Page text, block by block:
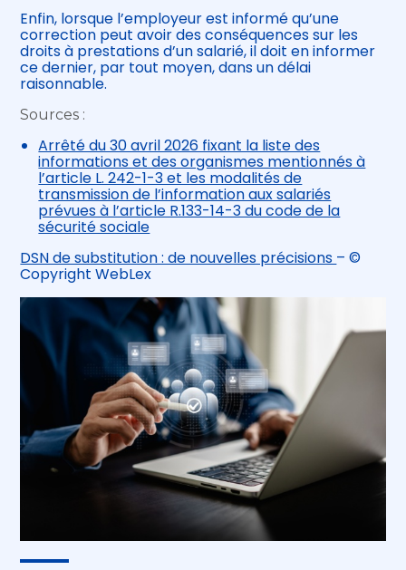
Enfin, lorsque l’employeur est informé qu’une
correction peut avoir des conséquences sur les
droits à prestations d’un salarié, il doit en informer
ce dernier, par tout moyen, dans un délai
raisonnable.
Sources :
Arrêté du 30 avril 2026 fixant la liste des
informations et des organismes mentionnés à
l’article L. 242-1-3 et les modalités de
transmission de l’information aux salariés
prévues à l’article R.133-14-3 du code de la
sécurité sociale
DSN de substitution : de nouvelles précisions – ©
Copyright WebLex